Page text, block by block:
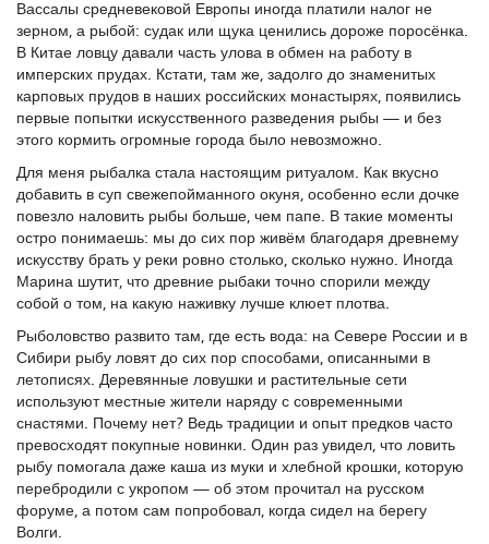
Вассалы средневековой Европы иногда платили налог не
зерном, а рыбой: судак или щука ценились дороже поросёнка.
В Китае ловцу давали часть улова в обмен на работу в
имперских прудах. Кстати, там же, задолго до знаменитых
карповых прудов в наших российских монастырях, появились
первые попытки искусственного разведения рыбы — и без
этого кормить огромные города было невозможно.
Для меня рыбалка стала настоящим ритуалом. Как вкусно
добавить в суп свежепойманного окуня, особенно если дочке
повезло наловить рыбы больше, чем папе. В такие моменты
остро понимаешь: мы до сих пор живём благодаря древнему
искусству брать у реки ровно столько, сколько нужно. Иногда
Марина шутит, что древние рыбаки точно спорили между
собой о том, на какую наживку лучше клюет плотва.
Рыболовство развито там, где есть вода: на Севере России и в
Сибири рыбу ловят до сих пор способами, описанными в
летописях. Деревянные ловушки и растительные сети
используют местные жители наряду с современными
снастями. Почему нет? Ведь традиции и опыт предков часто
превосходят покупные новинки. Один раз увидел, что ловить
рыбу помогала даже каша из муки и хлебной крошки, которую
перебродили с укропом — об этом прочитал на русском
форуме, а потом сам попробовал, когда сидел на берегу
Волги.